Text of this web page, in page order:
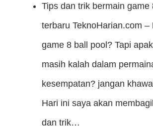
Tips dan trik bermain game
terbaru TeknoHarian.com –
game 8 ball pool? Tapi
masih kalah dalam
kesempatan? jangan
Hari ini saya akan
dan trik…